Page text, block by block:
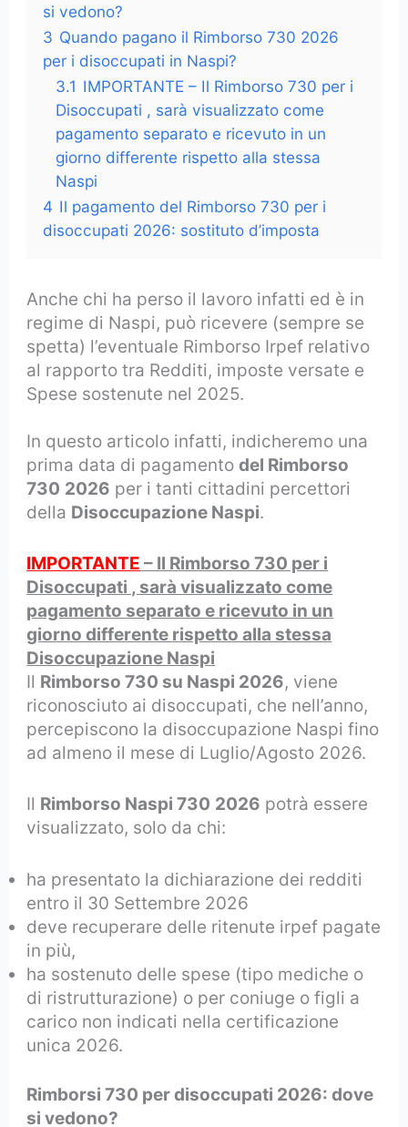
si vedono?
3 Quando pagano il Rimborso 730 2026
per i disoccupati in Naspi?
3.1 IMPORTANTE – Il Rimborso 730 per i
Disoccupati , sarà visualizzato come
pagamento separato e ricevuto in un
giorno differente rispetto alla stessa
Naspi
4 Il pagamento del Rimborso 730 per i
disoccupati 2026: sostituto d’imposta
Anche chi ha perso il lavoro infatti ed è in
regime di Naspi, può ricevere (sempre se
spetta) l’eventuale Rimborso Irpef relativo
al rapporto tra Redditi, imposte versate e
Spese sostenute nel 2025.
In questo articolo infatti, indicheremo una
prima data di pagamentodel Rimborso
730 2026 per i tanti cittadini percettori
della Disoccupazione Naspi.
IMPORTANTE – Il Rimborso 730 per i
Disoccupati , sarà visualizzato come
pagamento separato e ricevuto in un
giorno differente rispetto alla stessa
Disoccupazione Naspi
Il Rimborso 730 su Naspi 2026, viene
riconosciuto ai disoccupati, che nell’anno,
percepiscono la disoccupazione Naspi fino
ad almeno il mese di Luglio/Agosto 2026.
Il Rimborso Naspi 730 2026 potrà essere
visualizzato, solo da chi:
ha presentato la dichiarazione dei redditi
entro il 30 Settembre 2026
deve recuperare delle ritenute irpef pagate
in più,
ha sostenuto delle spese (tipo mediche o
di ristrutturazione) o per coniuge o figli a
carico non indicati nella certificazione
unica 2026.
Rimborsi 730 per disoccupati 2026: dove
si vedono?